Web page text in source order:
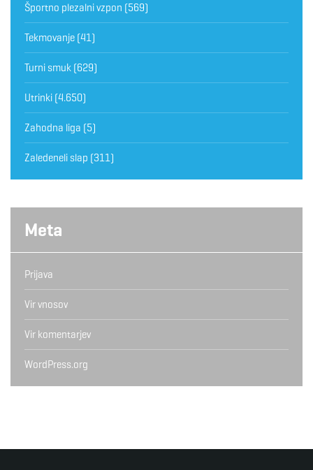
Športno plezalni vzpon (569)
Tekmovanje (41)
Turni smuk (629)
Utrinki (4.650)
Zahodna liga (5)
Zaledeneli slap (311)
Meta
Prijava
Vir vnosov
Vir komentarjev
WordPress.org